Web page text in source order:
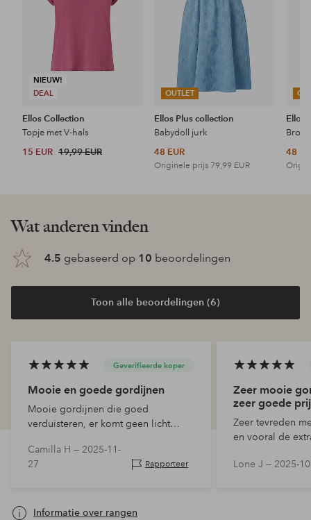
NIEUW!
DEAL
Ellos Collection
Topje met V-hals
15 EUR 19,99 EUR
OUTLET
Ellos Plus collection
Babydoll jurk
48 EUR
Originele prijs 79,99 EUR
Ellos
48
Wat anderen vinden
4.5 gebaseerd op 10 beoordelingen
Toon alle beoordelingen (6)
Geverifieerde koper
Mooie en goede gordijnen
Mooie gordijnen die goed
verduisteren, er komt geen licht
had verwacht van de foto's. Niet te
donker en niet te licht, past perfect in
Camilla H — 2025-11-
27
Rapporteer
Zeer mooie
zeer goede
Zeer tevreden
en vooral de
gordijnen!
Lone J — 2025-
Informatie over rangen